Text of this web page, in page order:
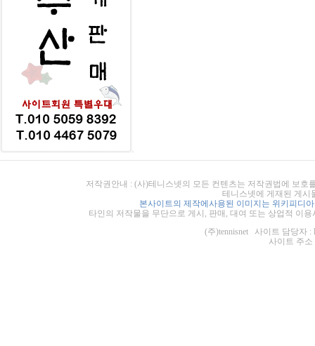
저작권안내 : (사)테니스넷의 모든 컨텐츠는 저작권법에 보
테니스넷에 게재된 게시
본사이트의 제작에사용된 이미지는 위키피디
타인의 저작물을 무단으로 게시, 판매, 대여 또는 상업적 이
(주)tennisnet 사이트 담당자 :
사이트 주